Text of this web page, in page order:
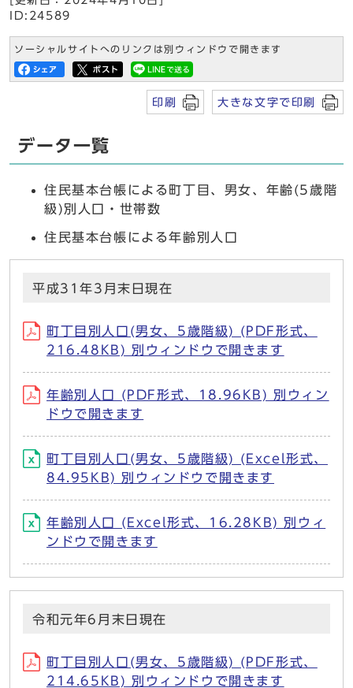
ID:24589
ソーシャルサイトへのリンクは別ウィンドウで開きます
印刷 大きな文字で印刷
データ一覧
住民基本台帳による町丁目、男女、年齢(5歳階
級)別人口・世帯数
住民基本台帳による年齢別人口
平成31年3月末日現在
町丁目別人口(男女、5歳階級) (PDF形式、
216.48KB) 別ウィンドウで開きます
年齢別人口 (PDF形式、18.96KB) 別ウィン
ドウで開きます
町丁目別人口(男女、5歳階級) (Excel形式、
84.95KB) 別ウィンドウで開きます
年齢別人口 (Excel形式、16.28KB) 別ウィ
ンドウで開きます
令和元年6月末日現在
町丁目別人口(男女、5歳階級) (PDF形式、
214.65KB) 別ウィンドウで開きます